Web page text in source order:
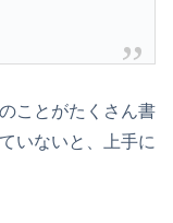
ことがたくさん書
いないと、上手に